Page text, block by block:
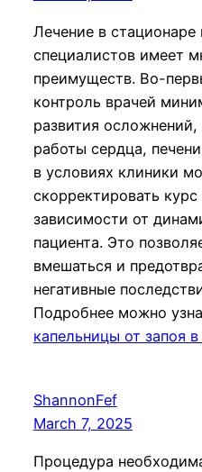
Лечение в
специалистов имеет
преимуществ. Во-
контроль врачей
развития
работы сердца,
в условиях клиники
скорректировать курс
зависимости от
пациента. Это
вмешаться и
негативные
Подробнее можно
капельницы от запоя
ShannonFef
March 7, 2025
Процедура